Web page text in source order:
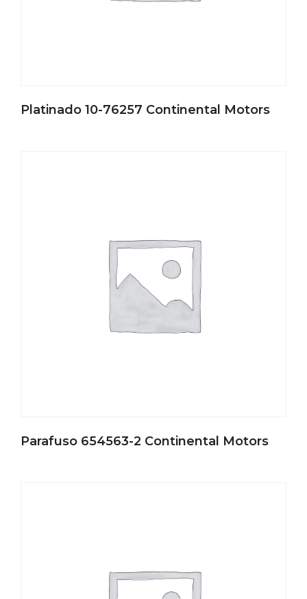
Platinado 10-76257 Continental Motors
Parafuso 654563-2 Continental Motors